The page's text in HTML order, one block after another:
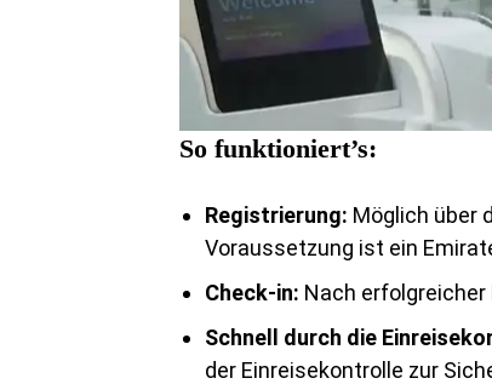
So funktioniert’s:
Registrierung: Möglich über
Voraussetzung ist ein
Check-in: Nach
Schnell durch die
der Einreisekontrolle zur